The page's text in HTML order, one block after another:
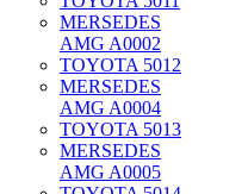
MERSEDES
AMG A0002
TOYOTA 5012
MERSEDES
AMG A0004
TOYOTA 5013
MERSEDES
AMG A0005